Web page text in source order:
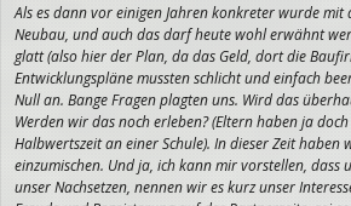
Als es dann vor einigen Jahren konkreter wurde
Neubau, und auch das darf heute wohl erwähnt
glatt (also hier der Plan, da das Geld, dort die
Entwicklungspläne mussten schlicht und einfach
Null an. Bange Fragen plagten uns. Wird das
Werden wir das noch erleben? (Eltern haben ja
Halbwertszeit an einer Schule). In dieser Zeit haben
einzumischen. Und ja, ich kann mir vorstellen, dass
unser Nachsetzen, nennen wir es kurz unser